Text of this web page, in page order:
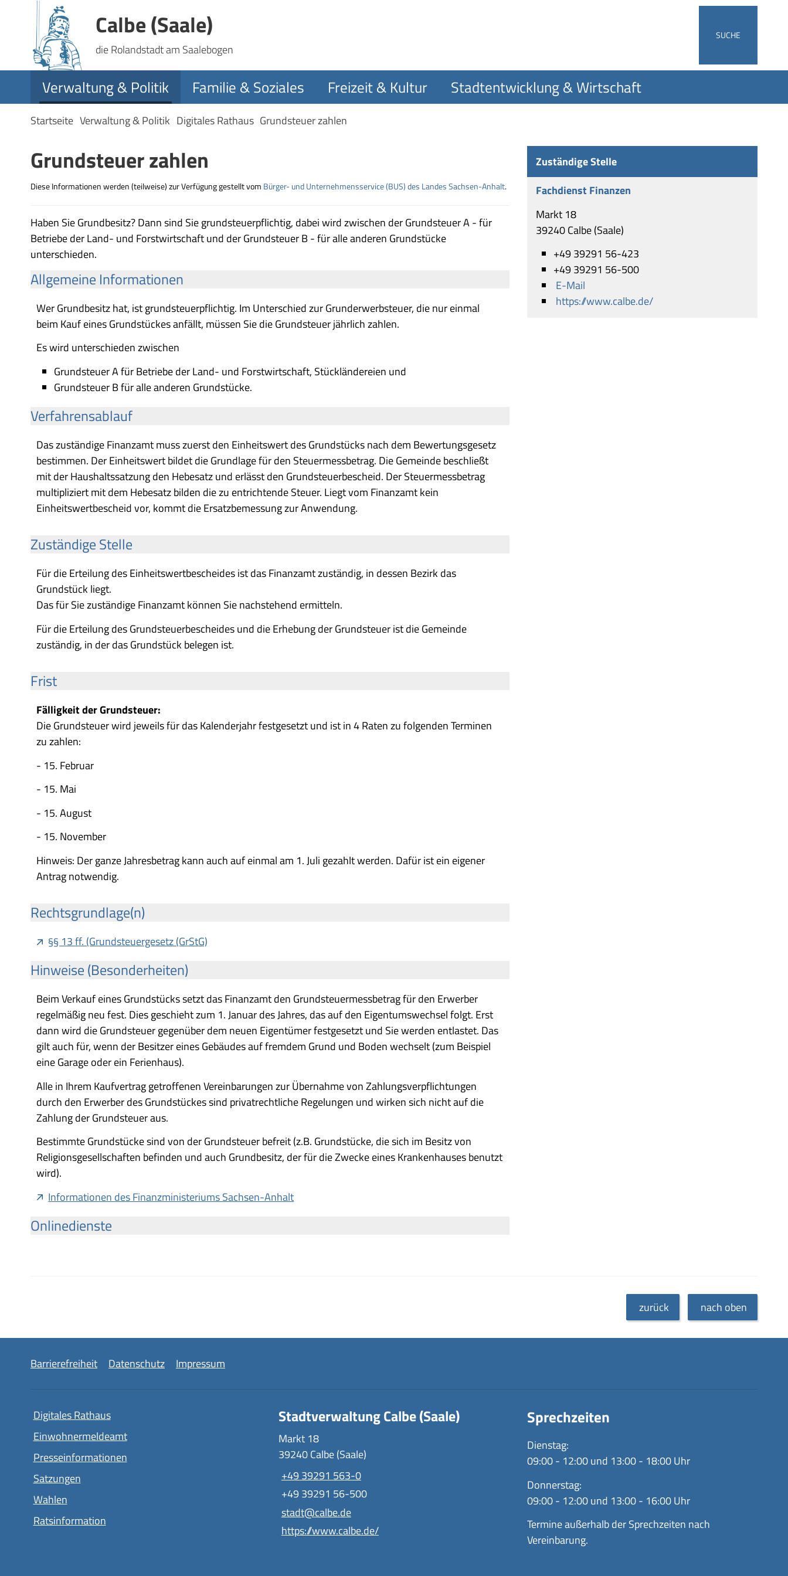
Calbe (Saale)
die Rolandstadt am Saalebogen
SUCHE
Verwaltung & Politik Familie & Soziales Freizeit & Kultur Stadtentwicklung & Wirtschaft
Startseite Verwaltung & Politik Digitales Rathaus Grundsteuer zahlen
Grundsteuer zahlen
Diese Informationen werden (teilweise) zur Verfügung gestellt vom Bürger- und Unternehmensservice (BUS) des Landes Sachsen-Anhalt.
Haben Sie Grundbesitz? Dann sind Sie grundsteuerpflichtig, dabei wird zwischen der Grundsteuer A - für
Betriebe der Land- und Forstwirtschaft und der Grundsteuer B - für alle anderen Grundstücke
unterschieden.
Allgemeine Informationen
Wer Grundbesitz hat, ist grundsteuerpflichtig. Im Unterschied zur Grunderwerbsteuer, die nur einmal
beim Kauf eines Grundstückes anfällt, müssen Sie die Grundsteuer jährlich zahlen.
Es wird unterschieden zwischen
Grundsteuer A für Betriebe der Land- und Forstwirtschaft, Stückländereien und
Grundsteuer B für alle anderen Grundstücke.
Verfahrensablauf
Das zuständige Finanzamt muss zuerst den Einheitswert des Grundstücks nach dem Bewertungsgesetz
bestimmen. Der Einheitswert bildet die Grundlage für den Steuermessbetrag. Die Gemeinde beschließt
mit der Haushaltssatzung den Hebesatz und erlässt den Grundsteuerbescheid. Der Steuermessbetrag
multipliziert mit dem Hebesatz bilden die zu entrichtende Steuer. Liegt vom Finanzamt kein
Einheitswertbescheid vor, kommt die Ersatzbemessung zur Anwendung.
Zuständige Stelle
Für die Erteilung des Einheitswertbescheides ist das Finanzamt zuständig, in dessen Bezirk das
Grundstück liegt.
Das für Sie zuständige Finanzamt können Sie nachstehend ermitteln.
Für die Erteilung des Grundsteuerbescheides und die Erhebung der Grundsteuer ist die Gemeinde
zuständig, in der das Grundstück belegen ist.
Frist
Fälligkeit der Grundsteuer:
Die Grundsteuer wird jeweils für das Kalenderjahr festgesetzt und ist in 4 Raten zu folgenden Terminen
zu zahlen:
- 15. Februar
- 15. Mai
- 15. August
- 15. November
Hinweis: Der ganze Jahresbetrag kann auch auf einmal am 1. Juli gezahlt werden. Dafür ist ein eigener
Antrag notwendig.
Rechtsgrundlage(n)
§§ 13 ff. (Grundsteuergesetz (GrStG)
Hinweise (Besonderheiten)
Beim Verkauf eines Grundstücks setzt das Finanzamt den Grundsteuermessbetrag für den Erwerber
regelmäßig neu fest. Dies geschieht zum 1. Januar des Jahres, das auf den Eigentumswechsel folgt. Erst
dann wird die Grundsteuer gegenüber dem neuen Eigentümer festgesetzt und Sie werden entlastet. Das
gilt auch für, wenn der Besitzer eines Gebäudes auf fremdem Grund und Boden wechselt (zum Beispiel
eine Garage oder ein Ferienhaus).
Alle in Ihrem Kaufvertrag getroffenen Vereinbarungen zur Übernahme von Zahlungsverpflichtungen
durch den Erwerber des Grundstückes sind privatrechtliche Regelungen und wirken sich nicht auf die
Zahlung der Grundsteuer aus.
Bestimmte Grundstücke sind von der Grundsteuer befreit (z.B. Grundstücke, die sich im Besitz von
Religionsgesellschaften befinden und auch Grundbesitz, der für die Zwecke eines Krankenhauses benutzt
wird).
Informationen des Finanzministeriums Sachsen-Anhalt
Onlinedienste
Zuständige Stelle
Fachdienst Finanzen
Markt 18
39240 Calbe (Saale)
+49 39291 56-423
+49 39291 56-500
E-Mail
https://www.calbe.de/
zurück nach oben
Barrierefreiheit Datenschutz Impressum
Digitales Rathaus
Einwohnermeldeamt
Presseinformationen
Satzungen
Wahlen
Ratsinformation
Stadtverwaltung Calbe (Saale)
Markt 18
39240 Calbe (Saale)
+49 39291 563-0
+49 39291 56-500
stadt@calbe.de
https://www.calbe.de/
Sprechzeiten
Dienstag:
09:00 - 12:00 und 13:00 - 18:00 Uhr
Donnerstag:
09:00 - 12:00 und 13:00 - 16:00 Uhr
Termine außerhalb der Sprechzeiten nach
Vereinbarung.